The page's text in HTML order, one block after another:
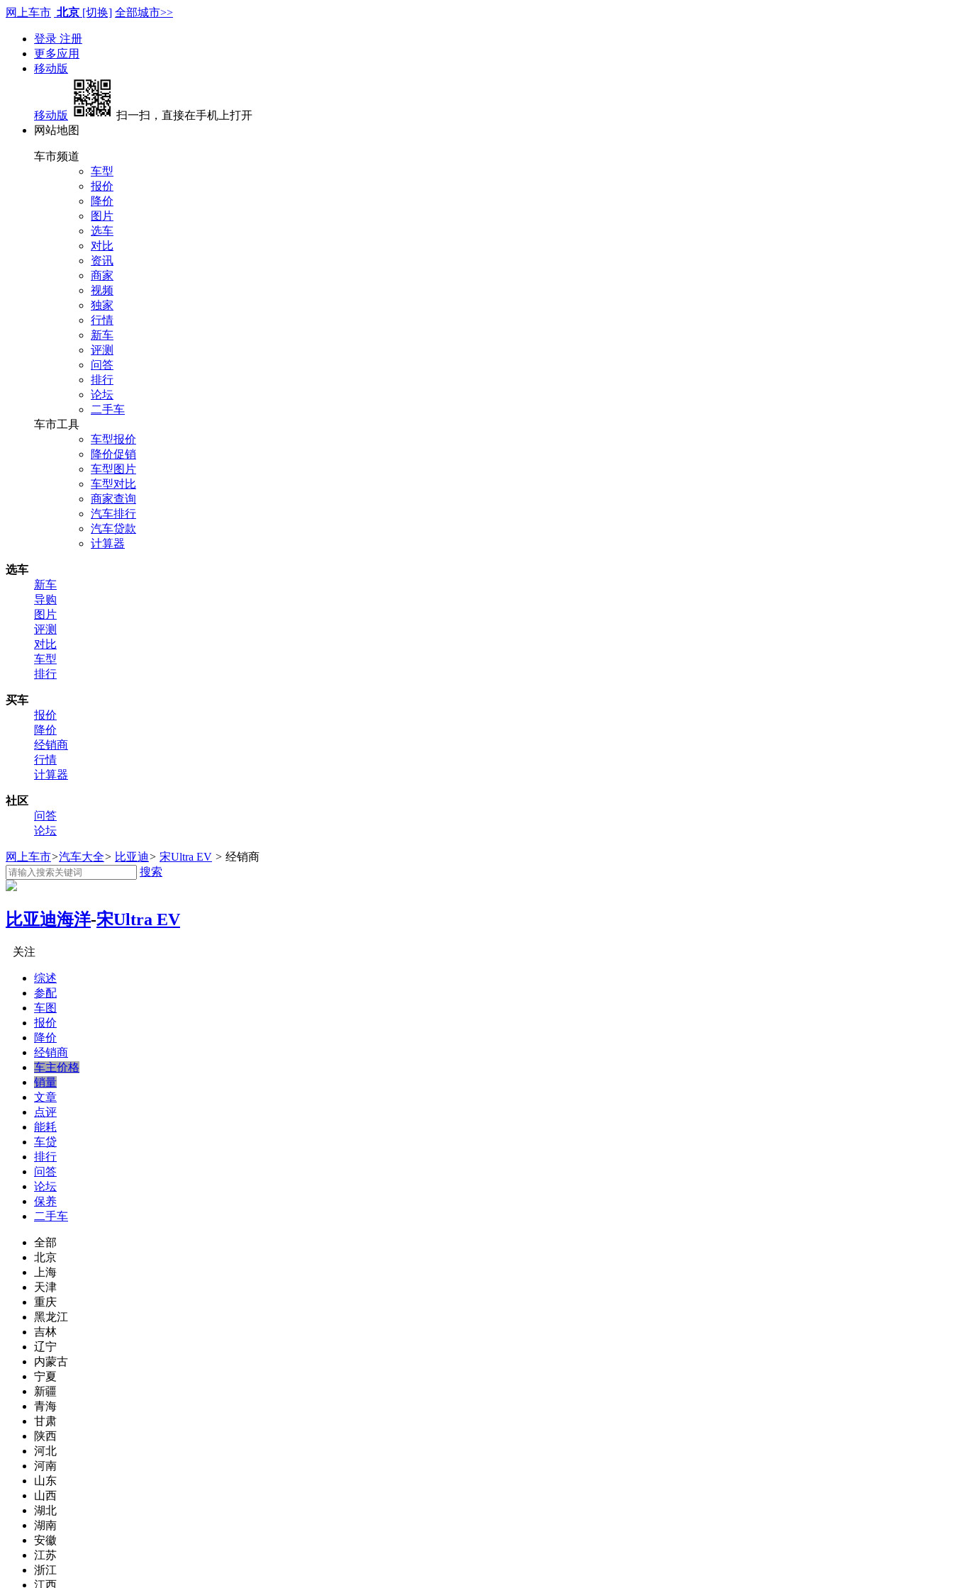
网上车市 北京 [切换] 全部城市>>
登录 注册
更多应用
移动版
移动版
扫一扫，直接在手机上打开
网站地图
车市频道
车型
报价
降价
图片
选车
对比
资讯
商家
视频
独家
行情
新车
评测
问答
排行
论坛
二手车
车市工具
车型报价
降价促销
车型图片
车型对比
商家查询
汽车排行
汽车贷款
计算器
选车
新车
导购
图片
评测
对比
车型
排行
买车
报价
降价
经销商
行情
计算器
社区
问答
论坛
网上车市>汽车大全> 比亚迪> 宋Ultra EV > 经销商
搜索
比亚迪海洋-宋Ultra EV
关注
综述
参配
车图
报价
降价
经销商
车主价格
销量
文章
点评
能耗
车贷
排行
问答
论坛
保养
二手车
全部
北京
上海
天津
重庆
黑龙江
吉林
辽宁
内蒙古
宁夏
新疆
青海
甘肃
陕西
河北
河南
山东
山西
湖北
湖南
安徽
江苏
浙江
江西